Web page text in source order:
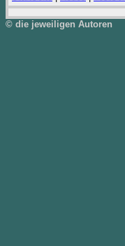
© die jeweiligen Autoren